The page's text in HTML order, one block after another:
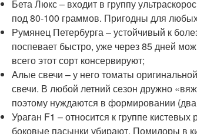
Бета Люкс – входит в группу
под 80-100 граммов. Пригодны для
Румянец Петербурга – устойчивый к
поспевает быстро, уже через 85 дней
всего этот сорт консервируют;
Алые свечи – у него томаты
свечи. В любой летний сезон дружно
поэтому нуждаются в формировании
Ураган F1 – относится к группе
боковые пасынки убирают. Помидоры в